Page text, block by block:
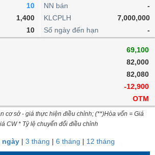
10
1,400
10
NN bán
-
KLCPLH
7,000,000
Số ngày đến hạn
-
69,100
82,000
82,080
-12,900
OTM
cơ sở - giá thực hiện điều chỉnh; (**)Hòa vốn = Giá
CW * Tỷ lệ chuyển đổi điều chỉnh
ngày| 3 tháng | 6 tháng | 12 tháng